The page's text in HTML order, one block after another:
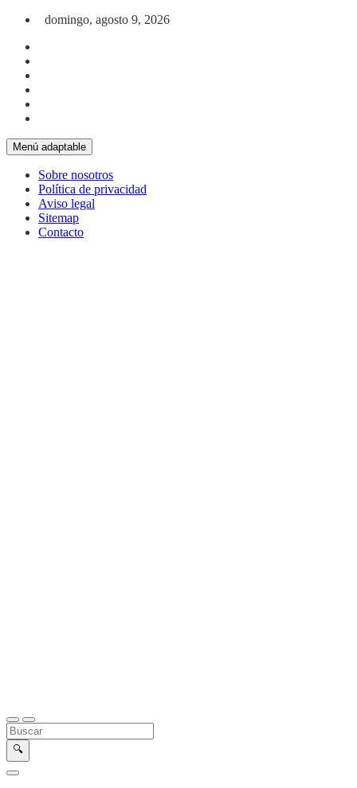
Saltar al contenido
domingo, agosto 9, 2026
Menú adaptable
Sobre nosotros
Política de privacidad
Aviso legal
Sitemap
Contacto
Buscar en la web
Buscar
🔍